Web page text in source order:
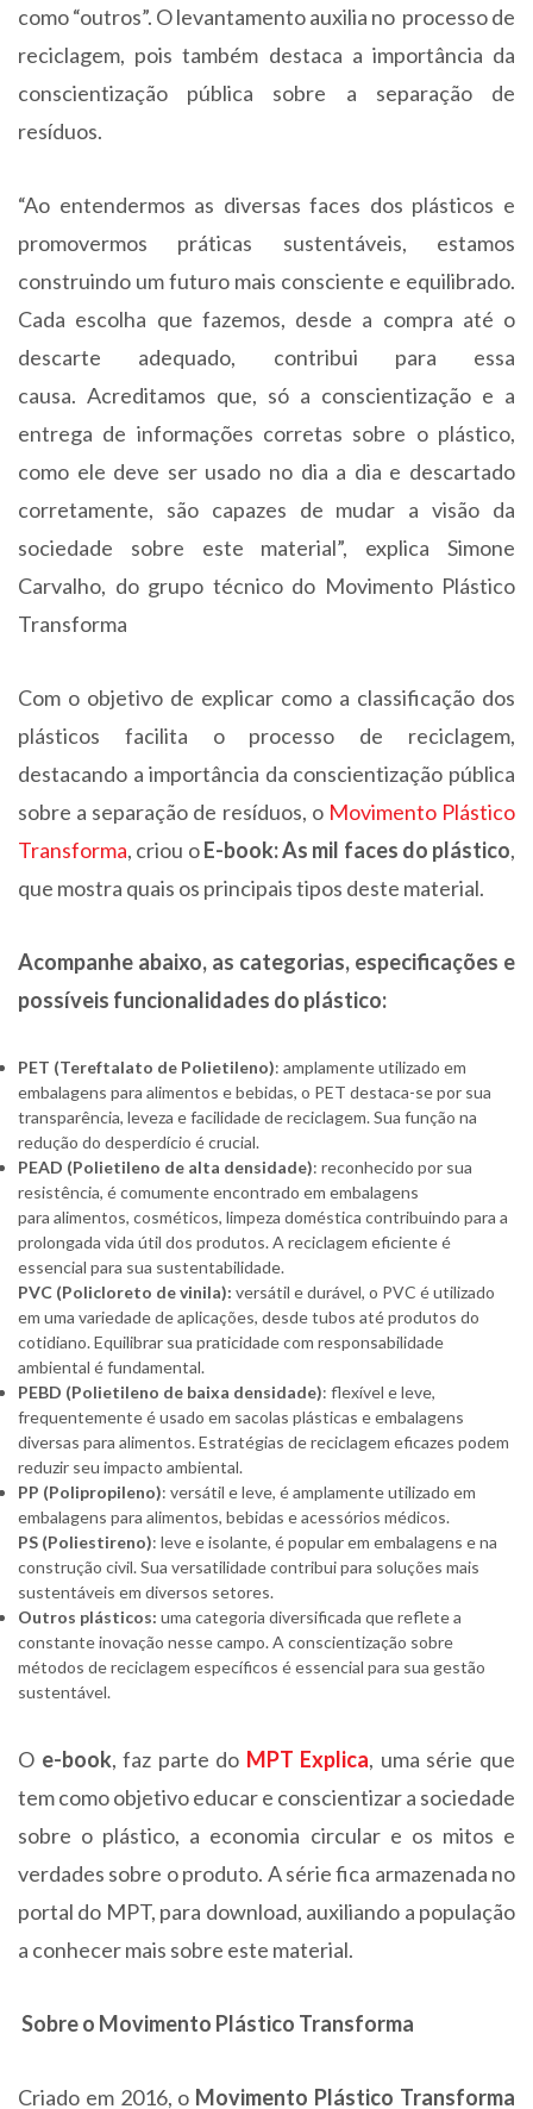
como “outros”. O levantamento auxilia no processo de
reciclagem, pois também destaca a importância da
conscientização pública sobre a separação de
resíduos.
“Ao entendermos as diversas faces dos plásticos e
promovermos práticas sustentáveis, estamos
construindo um futuro mais consciente e equilibrado.
Cada escolha que fazemos, desde a compra até o
descarte adequado, contribui para essa
causa. Acreditamos que, só a conscientização e a
entrega de informações corretas sobre o plástico,
como ele deve ser usado no dia a dia e descartado
corretamente, são capazes de mudar a visão da
sociedade sobre este material”, explica Simone
Carvalho, do grupo técnico do Movimento Plástico
Transforma
Com o objetivo de explicar como a classificação dos
plásticos facilita o processo de reciclagem,
destacando a importância da conscientização pública
sobre a separação de resíduos, o Movimento Plástico
Transforma, criou oE-book: As mil faces do plástico,
que mostra quais os principais tipos deste material.
Acompanhe abaixo, as categorias, especificações e
possíveis funcionalidades do plástico:
PET (Tereftalato de Polietileno): amplamente utilizado em
embalagens para alimentos e bebidas, o PET destaca-se por sua
transparência, leveza e facilidade de reciclagem. Sua função na
redução do desperdício é crucial.
PEAD (Polietileno de alta densidade): reconhecido por sua
resistência, é comumente encontrado em embalagens
para alimentos, cosméticos, limpeza doméstica contribuindo para a
prolongada vida útil dos produtos. A reciclagem eficiente é
essencial para sua sustentabilidade.
PVC (Policloreto de vinila): versátil e durável, o PVC é utilizado
em uma variedade de aplicações, desde tubos até produtos do
cotidiano. Equilibrar sua praticidade com responsabilidade
ambiental é fundamental.
PEBD (Polietileno de baixa densidade): flexível e leve,
frequentemente é usado em sacolas plásticas e embalagens
diversas para alimentos. Estratégias de reciclagem eficazes podem
reduzir seu impacto ambiental.
PP (Polipropileno): versátil e leve, é amplamente utilizado em
embalagens para alimentos, bebidas e acessórios médicos.
PS (Poliestireno): leve e isolante, é popular em embalagens e na
construção civil. Sua versatilidade contribui para soluções mais
sustentáveis em diversos setores.
Outros plásticos: uma categoria diversificada que reflete a
constante inovação nesse campo. A conscientização sobre
métodos de reciclagem específicos é essencial para sua gestão
sustentável.
O e-book, faz parte do MPT Explica, uma série que
tem como objetivo educar e conscientizar a sociedade
sobre o plástico, a economia circular e os mitos e
verdades sobre o produto. A série fica armazenada no
portal do MPT, para download, auxiliando a população
a conhecer mais sobre este material.
Sobre o Movimento Plástico Transforma
Criado em 2016, o Movimento Plástico Transforma